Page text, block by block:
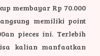
membayar Rp 70.000
memiliki point
pieces ini. Terlebih
kalian manfaatkan